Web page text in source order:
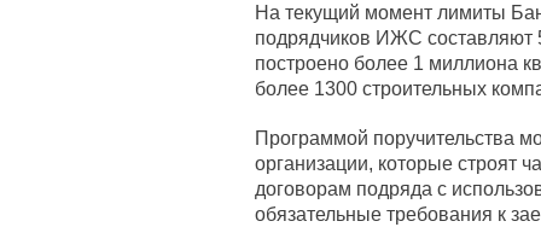
На текущий момент лимиты
подрядчиков ИЖС составляют
построено более 1 миллиона
более 1300 строительных
Программой поручительства
организации, которые строят
договорам подряда с
обязательные требования к